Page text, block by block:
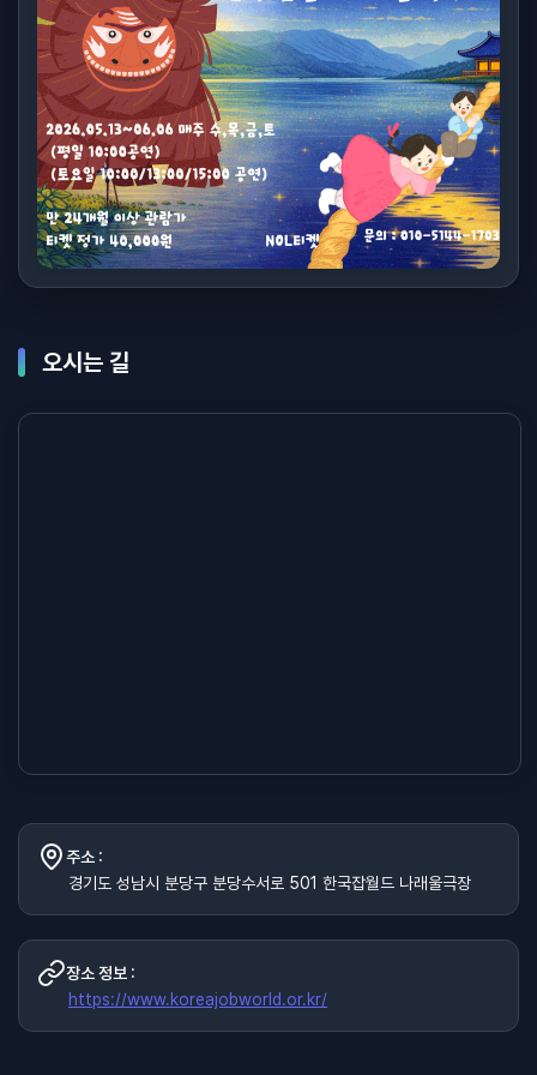
오시는 길
주소 :
경기도 성남시 분당구 분당수서로 501 한국잡월드 나래울극장
장소 정보 :
https://www.koreajobworld.or.kr/